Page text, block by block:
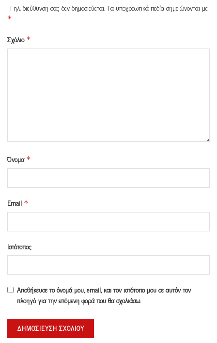
Η ηλ. διεύθυνση σας δεν δημοσιεύεται.Τα υποχρεωτικά πεδία σημειώνονται με
*
Σχόλιο *
Όνομα *
Email *
Ιστότοπος
Αποθήκευσε το όνομά μου, email, και τον ιστότοπο μου σε αυτόν τον
πλοηγό για την επόμενη φορά που θα σχολιάσω.